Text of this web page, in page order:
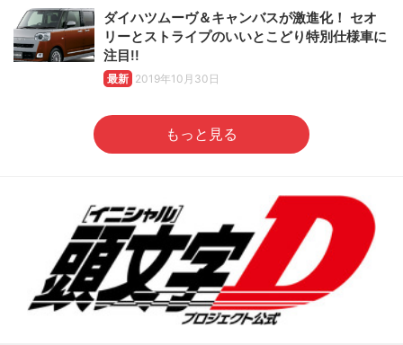
ダイハツムーヴ＆キャンバスが激進化！ セオ
リーとストライプのいいとこどり特別仕様車に
注目!!
最新 2019年10月30日
もっと見る